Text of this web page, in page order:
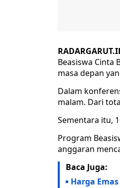
Beasiswa Cinta
masa depan
Dalam
malam. Dari
Sementara itu,
Program
anggaran
Baca Juga:
Harga